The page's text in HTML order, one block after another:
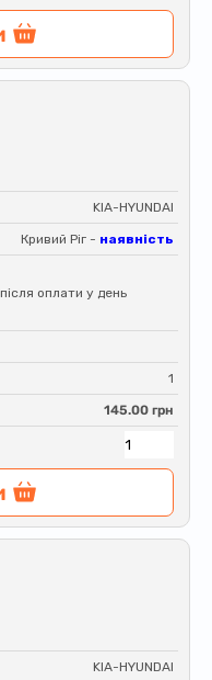
KIA-HYUNDAI
Кривий Ріг - наявність
оплати у день
1
145.00 грн
KIA-HYUNDAI